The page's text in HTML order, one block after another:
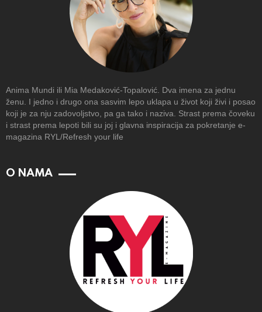
Anima Mundi ili Mia Medaković-Topalović. Dva imena za jednu
ženu. I jedno i drugo ona sasvim lepo uklapa u život koji živi i posao
koji je za nju zadovoljstvo, pa ga tako i naziva. Strast prema čoveku
i strast prema lepoti bili su joj i glavna inspiracija za pokretanje e-
magazina RYL/Refresh your life
O NAMA